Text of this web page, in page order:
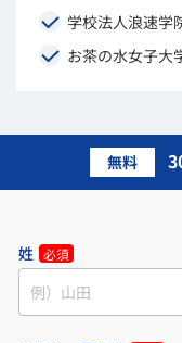
学校法人浪速学
お茶の水女子大
無料
姓 必須